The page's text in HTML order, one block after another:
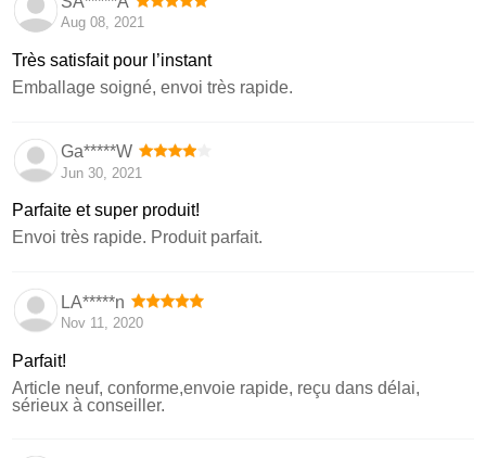
Aug 08, 2021
Très satisfait pour l’instant
Emballage soigné, envoi très rapide.
Ga*****W
Jun 30, 2021
Parfaite et super produit!
Envoi très rapide. Produit parfait.
LA*****n
Nov 11, 2020
Parfait!
Article neuf, conforme,envoie rapide, reçu dans délai,
sérieux à conseiller.